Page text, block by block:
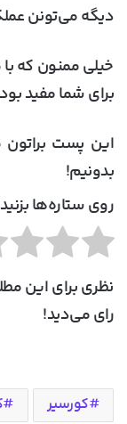
دیگه می‌تونن
خیلی ممنون که با
برای شما مفید
این پست
بدونیم!
روی ستاره‌ها
نظری برای این
رای می‌دید!
کورسیر